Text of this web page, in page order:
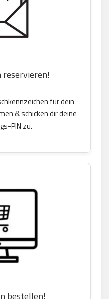
reservieren!
für dein
& schicken dir deine
PIN zu.
bestellen!